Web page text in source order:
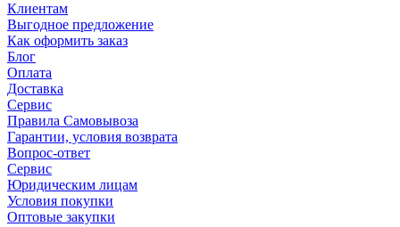
Клиентам
Выгодное предложение
Как оформить заказ
Блог
Оплата
Доставка
Сервис
Правила Самовывоза
Гарантии, условия возврата
Вопрос-ответ
Сервис
Юридическим лицам
Условия покупки
Оптовые закупки